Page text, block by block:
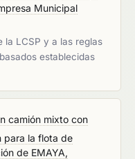
Municipal
la LCSP y a las reglas
establecidas
camión mixto con
para la flota de
de EMAYA,